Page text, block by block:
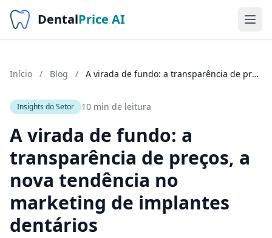
DentalPrice AI
Início / Blog / A virada de fundo: a transparência de preços, a nova tendência no marketing de implantes dentários
Insights do Setor 10 min de leitura
A virada de fundo: a
transparência de preços, a
nova tendência no
marketing de implantes
dentários